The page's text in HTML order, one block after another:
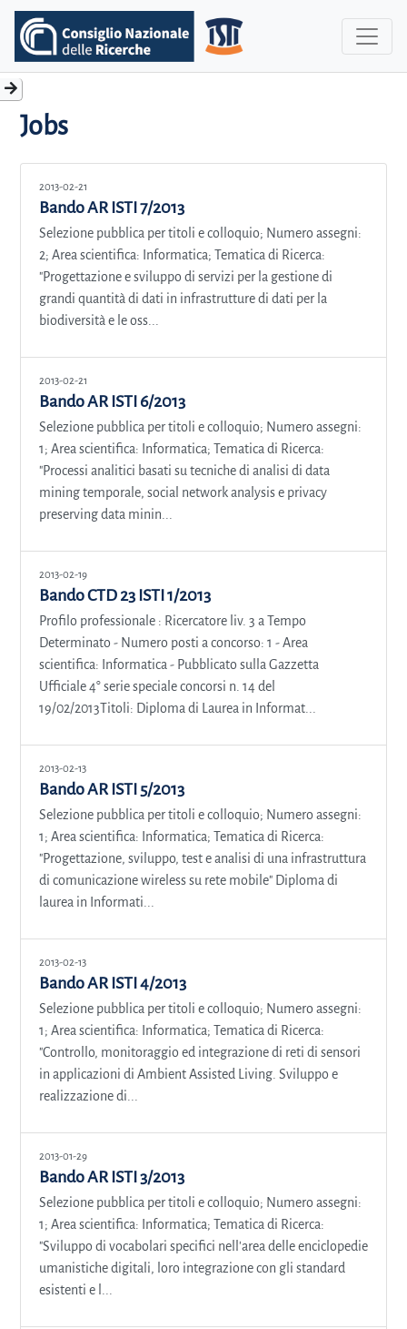
Jobs
2013-02-21
Bando AR ISTI 7/2013
Selezione pubblica per titoli e colloquio; Numero assegni:
2; Area scientifica: Informatica; Tematica di Ricerca:
"Progettazione e sviluppo di servizi per la gestione di
grandi quantità di dati in infrastrutture di dati per la
biodiversità e le oss...
2013-02-21
Bando AR ISTI 6/2013
Selezione pubblica per titoli e colloquio; Numero assegni:
1; Area scientifica: Informatica; Tematica di Ricerca:
"Processi analitici basati su tecniche di analisi di data
mining temporale, social network analysis e privacy
preserving data minin...
2013-02-19
Bando CTD 23 ISTI 1/2013
Profilo professionale : Ricercatore liv. 3 a Tempo
Determinato - Numero posti a concorso: 1 - Area
scientifica: Informatica - Pubblicato sulla Gazzetta
Ufficiale 4° serie speciale concorsi n. 14 del
19/02/2013Titoli: Diploma di Laurea in Informat...
2013-02-13
Bando AR ISTI 5/2013
Selezione pubblica per titoli e colloquio; Numero assegni:
1; Area scientifica: Informatica; Tematica di Ricerca:
"Progettazione, sviluppo, test e analisi di una infrastruttura
di comunicazione wireless su rete mobile" Diploma di
laurea in Informati...
2013-02-13
Bando AR ISTI 4/2013
Selezione pubblica per titoli e colloquio; Numero assegni:
1; Area scientifica: Informatica; Tematica di Ricerca:
"Controllo, monitoraggio ed integrazione di reti di sensori
in applicazioni di Ambient Assisted Living. Sviluppo e
realizzazione di...
2013-01-29
Bando AR ISTI 3/2013
Selezione pubblica per titoli e colloquio; Numero assegni:
1; Area scientifica: Informatica; Tematica di Ricerca:
"Sviluppo di vocabolari specifici nell'area delle enciclopedie
umanistiche digitali, loro integrazione con gli standard
esistenti e l...